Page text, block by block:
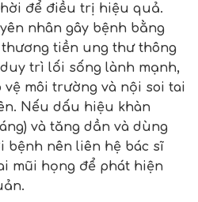
để điều trị hiệu quả.
nhân gây bệnh bằng
tiền ung thư thông
trì lối sống lành mạnh,
môi trường và nội soi tai
Nếu dấu hiệu khàn
và tăng dần và dùng
bệnh nên liên hệ bác sĩ
mũi họng để phát hiện